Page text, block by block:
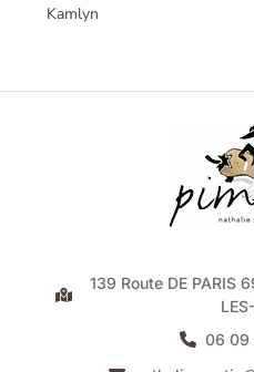
Kamlyn
139 Route DE PARIS
06 09